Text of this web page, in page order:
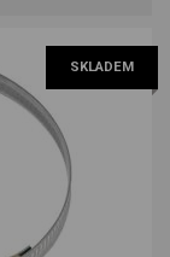
SKLADEM